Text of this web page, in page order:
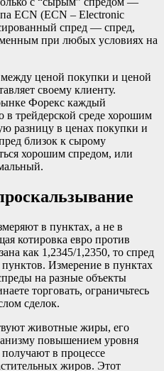
ECN (ECN – Electronic
спред — спред,
при любых условиях на
ценой покупки и ценой
своему клиенту.
Форекс каждый
в трейдерской среде хорошим
разницу в ценах покупки и
близок к сырому
хорошим спредом, или
в пунктах, а не в
котировка евро против
как 1,2345/1,2350, то спред
Измерение в пунктах
на разные объекты
торговать, ограничьтесь
сделок.
животные жиры, его
повышением уровня
в процессе
жиров. Этот